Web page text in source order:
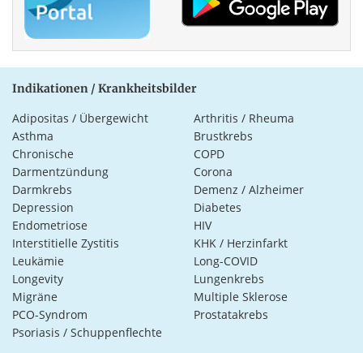
Indikationen / Krankheitsbilder
Adipositas / Übergewicht
Arthritis / Rheuma
Asthma
Brustkrebs
Chronische
Darmentzündung
COPD
Corona
Darmkrebs
Demenz / Alzheimer
Depression
Diabetes
Endometriose
HIV
Interstitielle Zystitis
KHK / Herzinfarkt
Leukämie
Long-COVID
Longevity
Lungenkrebs
Migräne
Multiple Sklerose
PCO-Syndrom
Prostatakrebs
Psoriasis / Schuppenflechte